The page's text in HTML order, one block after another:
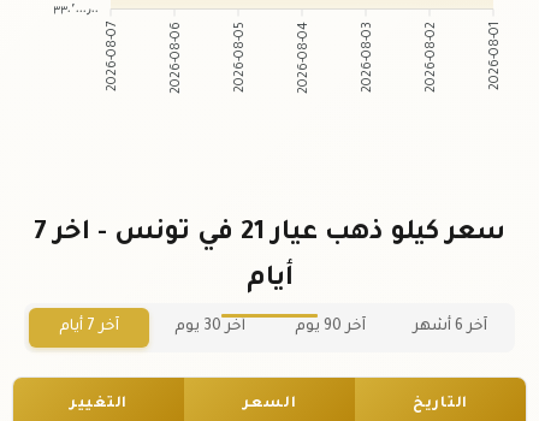
٣٣٠٬٠٠٠٫٠٠
2026-08-07 2026-08-06 2026-08-05 2026-08-04 2026-08-03 2026-08-02 2026-08-01
سعر كيلو ذهب عيار 21 في تونس - اخر 7
أيام
آخر 6 أشهر آخر 90 يوم آخر 30 يوم آخر 7 أيام
التاريخ السعر التغيير